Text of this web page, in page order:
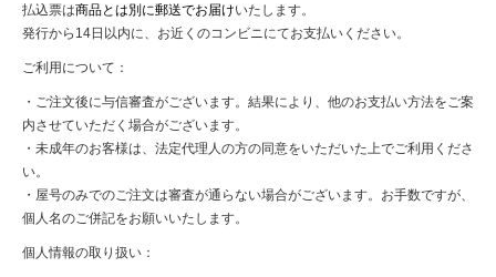
払込票は商品とは別に郵送でお届けいたします。
発行から14日以内に、お近くのコンビニにてお支払いください。
ご利用について ：
・ご注文後に与信審査がございます。結果により、他のお支払い方法をご案
内させていただく場合がございます。
・未成年のお客様は、法定代理人の方の同意をいただいた上でご利用くださ
い。
・屋号のみでのご注文は審査が通らない場合がございます。お手数ですが、
個人名のご併記をお願いいたします。
個人情報の取り扱い ：